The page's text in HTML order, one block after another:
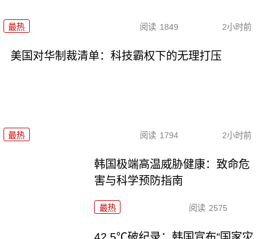
最热 阅读 1849 2小时前
美国对华制裁清单：科技霸权下的无理打压
最热 阅读 1794 2小时前
韩国极端高温威胁健康：致命危
害与科学预防指南
最热 阅读 2575